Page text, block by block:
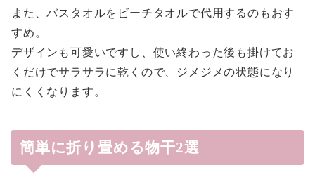
また、バスタオルをビーチタオルで代用するのもおす
すめ。
デザインも可愛いですし、使い終わった後も掛けてお
くだけでサラサラに乾くので、ジメジメの状態になり
にくくなります。
簡単に折り畳める物干2選